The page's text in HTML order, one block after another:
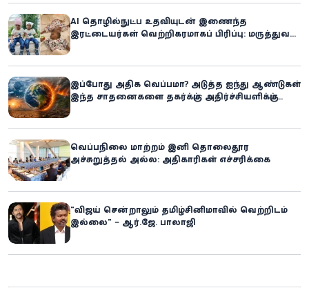
AI தொழில்நுட்ப உதவியுடன் இணைந்த
இரட்டையர்கள் வெற்றிகரமாகப் பிரிப்பு: மருத்துவ
இப்போது அதிக வெப்பமா? அடுத்த ஐந்து ஆண்டுகள்
இந்த சாதனைகளை தகர்க்கும்: அதிர்ச்சியளிக்கும்
வெப்பநிலை மாற்றம் இனி தொலைதூர
அச்சுறுத்தல் அல்ல: அதிகாரிகள் எச்சரிக்கை
“விஜய் சென்றாலும் தமிழ்சினிமாவில் வெற்றிடம்
இல்லை” – ஆர்.ஜே. பாலாஜி